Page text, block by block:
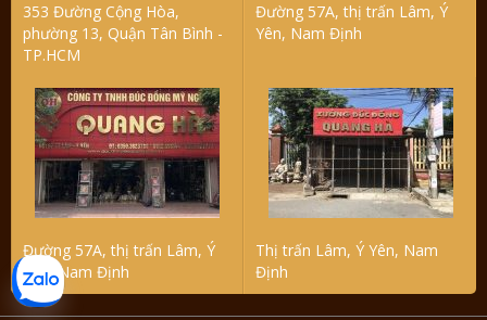
353 Đường Cộng Hòa,
phường 13, Quận Tân Bình -
TP.HCM
Đường 57A, thị trấn Lâm, Ý
Yên, Nam Định
Đường 57A, thị trấn Lâm, Ý
Yên, Nam Định
Thị trấn Lâm, Ý Yên, Nam
Định